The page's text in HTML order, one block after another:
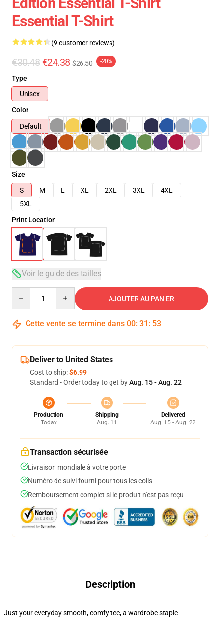
Essential T-Shirt
(9 customer reviews)
€30.48 €24.38 $26.50 -20%
Type
Unisex
Color
Default
Size
S
M L XL 2XL 3XL
4XL
5XL
Print Location
Voir le guide des tailles
AJOUTER AU PANIER
Cette vente se termine dans 00: 31 : 53
Deliver to United States
Cost to ship:$6.99
Standard - Order today to get byAug. 15 - Aug. 22
Production
Today
Shipping
Aug. 11
Delivered
Aug. 15 - Aug. 22
Transaction sécurisée
Livraison mondiale à votre porte
Numéro de suivi fourni pour tous les colis
Remboursement complet si le produit n'est pas reçu
Description
Just your everyday smooth, comfy tee, a wardrobe staple